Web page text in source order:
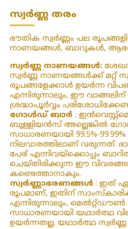
സ്വർണ്ണ തരം
ഭൗതിക സ്വർണ്ണം പല
നാണയങ്ങൾ, ബാറുകൾ,
സ്വർണ്ണ നാണയങ്ങൾ:
സ്വർണ്ണ നാണയങ്ങൾക്ക് മറ്റ്
രൂപങ്ങളേക്കാൾ ഉയർന്ന
എന്നിരുന്നാലും, ഈ
ശ്രദ്ധാപൂർവ്വം
ഗോൾഡ് ബാർ :
ബുള്ളിയൻസ് അല്ലെങ്കിൽ
സാധാരണയായി 99.5%-99.99%
നിലവാരത്തിലാണ് വരുന്നത്.
പേര് എന്നിവയ്‌ക്കൊപ്പം ബാറിൽ
ചെയ്‌തിരിക്കുന്ന ഈ
കണ്ടെത്താനാകും.
സ്വർണ്ണാഭരണങ്ങൾ : ഇത്
രൂപമാണ്, ഇതിന്
എന്നിരുന്നാലും, മെൽറ്റ്ഡൗൺ
സാധാരണയായി യഥാർത്ഥ
ഉയർന്നതല്ല. യഥാർത്ഥ സ്വർണ്ണ